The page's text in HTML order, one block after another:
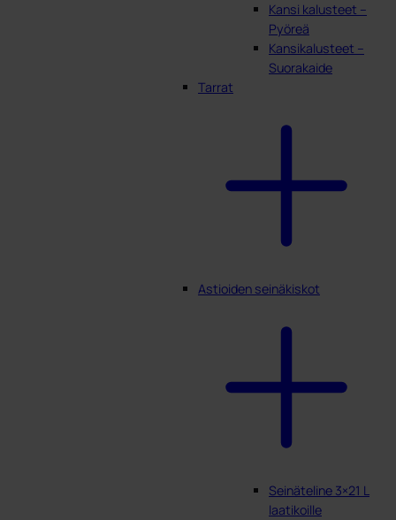
Kansi kalusteet –
Pyöreä
Kansikalusteet –
Suorakaide
Tarrat
Astioiden seinäkiskot
Seinäteline 3×21 L
laatikoille